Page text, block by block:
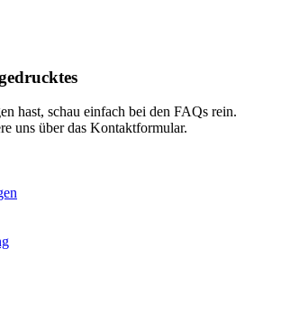
hast, schau einfach bei den FAQs rein.
uns über das Kontaktformular.